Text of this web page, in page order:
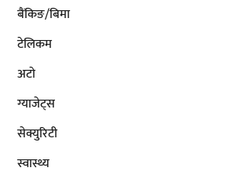
बैंकिङ/बिमा
टेलिकम
अटाे
ग्याजेट्स
सेक्युरिटी
स्वास्थ्य